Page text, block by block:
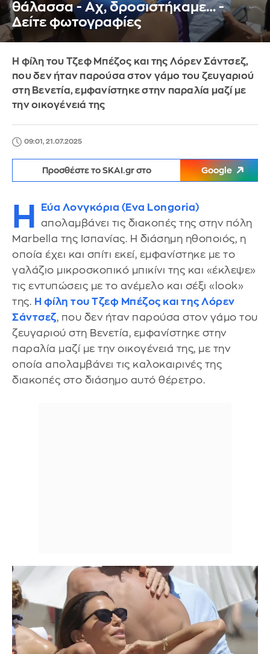
θάλασσα - Αχ, δροσιστήκαμε… -
Δείτε φωτογραφίες
Η φίλη του Τζεφ Μπέζος και της Λόρεν Σάντσεζ,
που δεν ήταν παρούσα στον γάμο του ζευγαριού
στη Βενετία, εμφανίστηκε στην παραλία μαζί με
την οικογένειά της
09:01, 21.07.2025
Προσθέστε το SKAI.gr στο Google
Η
Εύα Λονγκόρια (Eva Longoria)
απολαμβάνει τις διακοπές της στην πόλη
Marbella της Ισπανίας. Η διάσημη ηθοποιός, η
οποία έχει και σπίτι εκεί, εμφανίστηκε με το
γαλάζιο μικροσκοπικό μπικίνι της και «έκλεψε»
τις εντυπώσεις με το ανέμελο και σέξι «look»
της. Η φίλη του Τζεφ Μπέζος και της Λόρεν
Σάντσεζ, που δεν ήταν παρούσα στον γάμο του
ζευγαριού στη Βενετία, εμφανίστηκε στην
παραλία μαζί με την οικογένειά της, με την
οποία απολαμβάνει τις καλοκαιρινές της
διακοπές στο διάσημο αυτό θέρετρο.